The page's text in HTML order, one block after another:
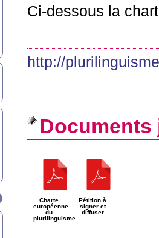
Ci-dessous la
http://
Documents
Charte
européenne
du
plurilinguisme
Pétition à
signer et
diffuser